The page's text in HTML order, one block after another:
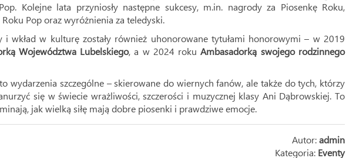
Kolejne lata przyniosły następne sukcesy, m.in. nagrody za Piosenkę Roku,
Pop oraz wyróżnienia za teledyski.
i wkład w kulturę zostały również uhonorowane tytułami honorowymi – w 2019
Województwa Lubelskiego, a w 2024 rokuAmbasadorką swojego rodzinnego
wydarzenia szczególne – skierowane do wiernych fanów, ale także do tych, którzy
się w świecie wrażliwości, szczerości i muzycznej klasy Ani Dąbrowskiej. To
jak wielką siłę mają dobre piosenki i prawdziwe emocje.
Autor:admin
Kategoria: Eventy